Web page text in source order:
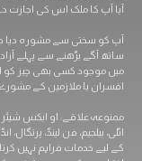
آیا آپ کا ملک اس کی اجازت دے
آپ کو سختی سے مشورہ دیا
ساتھ آگے بڑھنے سے پہلے
افسران یا ملازمین کے مشورے
ممنوعہ علاقے: او ایکس شیئر
اٹلی، بیلجیم، فن لینڈ،
کے لیے خدمات فراہم نہیں